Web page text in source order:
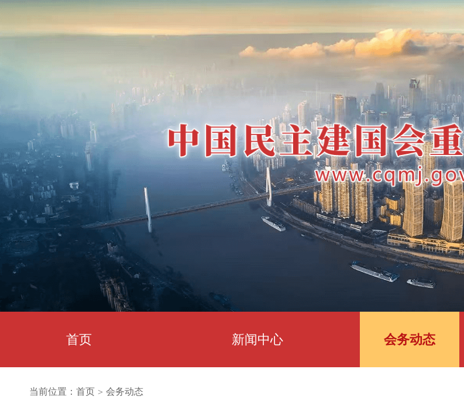
首页 新闻中心 会务动态
当前位置： 首页 > 会务动态